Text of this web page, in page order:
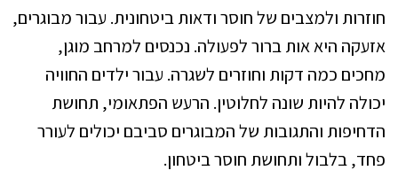
חוזרות ולמצבים של חוסר ודאות ביטחונית. עבור מבוגרים,
אזעקה היא אות ברור לפעולה. נכנסים למרחב מוגן,
מחכים כמה דקות וחוזרים לשגרה. עבור ילדים החוויה
יכולה להיות שונה לחלוטין. הרעש הפתאומי, תחושת
הדחיפות והתגובות של המבוגרים סביבם יכולים לעורר
פחד, בלבול ותחושת חוסר ביטחון.